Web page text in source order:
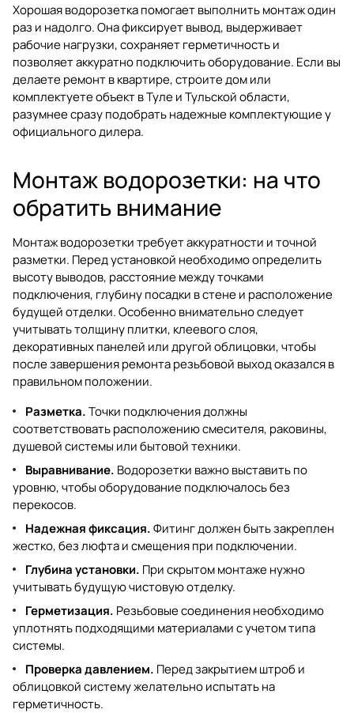
Хорошая водорозетка помогает выполнить монтаж один
раз и надолго. Она фиксирует вывод, выдерживает
рабочие нагрузки, сохраняет герметичность и
позволяет аккуратно подключить оборудование. Если вы
делаете ремонт в квартире, строите дом или
комплектуете объект в Туле и Тульской области,
разумнее сразу подобрать надежные комплектующие у
официального дилера.
Монтаж водорозетки: на что
обратить внимание
Монтаж водорозетки требует аккуратности и точной
разметки. Перед установкой необходимо определить
высоту выводов, расстояние между точками
подключения, глубину посадки в стене и расположение
будущей отделки. Особенно внимательно следует
учитывать толщину плитки, клеевого слоя,
декоративных панелей или другой облицовки, чтобы
после завершения ремонта резьбовой выход оказался в
правильном положении.
Разметка.Точки подключения должны
соответствовать расположению смесителя, раковины,
душевой системы или бытовой техники.
Выравнивание. Водорозетки важно выставить по
уровню, чтобы оборудование подключалось без
перекосов.
Надежная фиксация.Фитинг должен быть закреплен
жестко, без люфта и смещения при подключении.
Глубина установки. При скрытом монтаже нужно
учитывать будущую чистовую отделку.
Герметизация. Резьбовые соединения необходимо
уплотнять подходящими материалами с учетом типа
системы.
Проверка давлением. Перед закрытием штроб и
облицовкой систему желательно испытать на
герметичность.